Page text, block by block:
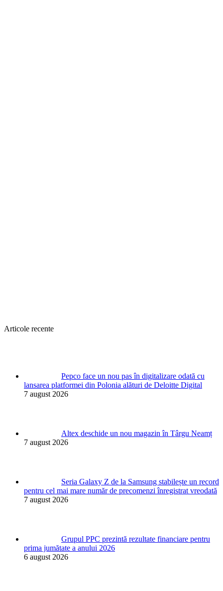
Articole recente
Pepco face un nou pas în digitalizare odată cu
lansarea platformei din Polonia alături de Deloitte Digital
7 august 2026
Altex deschide un nou magazin în Târgu Neamț
7 august 2026
Seria Galaxy Z de la Samsung stabilește un record
pentru cel mai mare număr de precomenzi înregistrat vreodată
7 august 2026
Grupul PPC prezintă rezultate financiare pentru
prima jumătate a anului 2026
6 august 2026